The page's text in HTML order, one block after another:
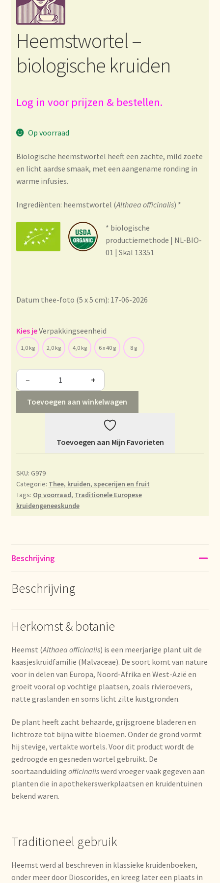
Bezahlung und Rabatte
Bienvenue dans notre commerce de gros de thé !
Bio-Zertifikate
Certificats biologiques
Condiciones generales
Conditions générales
Contact
Contact
Contacto
Current price list
Datenschutzerklärung
Devoluciones y garantía
Envío y entrega
Food safety
Image de marque personnelle
Imprint
Kontakt
Lagerangelegenheiten
Lebensmittelsicherheit
Lista de precios actualizada.
Liste de prix actuelle
Mehrsprachigkeit
Heemstwortel –
biologische kruiden
Log in voor prijzen & bestellen.
Op voorraad
Biologische heemstwortel heeft een zachte, mild zoete
en licht aardse smaak, met een aangename ronding in
warme infusies.
Ingrediënten: heemstwortel (Althaea officinalis) *
* biologische
productiemethode | NL-BIO-
01 | Skal 13351
Datum thee-foto (5 x 5 cm): 17-06-2026
Verpakkingseenheid
1,0 kg 2,0 kg 4,0 kg 6 x 40 g 8 g
− +
Toevoegen aan winkelwagen
Toevoegen aan Mijn Favorieten
SKU: G979
Categorie: Thee, kruiden, specerijen en fruit
Tags: Op voorraad, Traditionele Europese
kruidengeneeskunde
Beschrijving
Beschrijving
Herkomst & botanie
Heemst (Althaea officinalis) is een meerjarige plant uit de
kaasjeskruidfamilie (Malvaceae). De soort komt van nature
voor in delen van Europa, Noord-Afrika en West-Azië en
groeit vooral op vochtige plaatsen, zoals rivieroevers,
natte graslanden en soms licht zilte kustgronden.
De plant heeft zacht behaarde, grijsgroene bladeren en
lichtroze tot bijna witte bloemen. Onder de grond vormt
hij stevige, vertakte wortels. Voor dit product wordt de
gedroogde en gesneden wortel gebruikt. De
soortaanduiding officinaliswerd vroeger vaak gegeven aan
planten die in apothekerswerkplaatsen en kruidentuinen
bekend waren.
Traditioneel gebruik
Heemst werd al beschreven in klassieke kruidenboeken,
onder meer door Dioscorides, en kreeg later een plaats in